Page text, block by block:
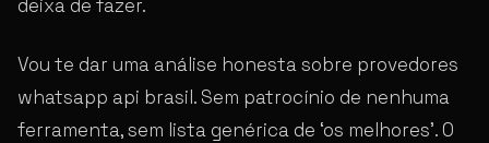
deixa de fazer.
Vou te dar uma análise honesta sobre provedores
whatsapp api brasil. Sem patrocínio de nenhuma
ferramenta, sem lista genérica de ‘os melhores’. O